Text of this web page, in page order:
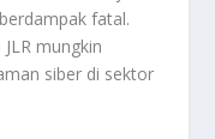
fatal.
mungkin
siber di sektor